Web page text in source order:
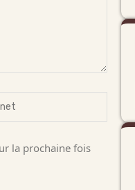
la prochaine fois